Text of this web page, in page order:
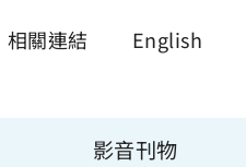
相關連結 English
影音刊物